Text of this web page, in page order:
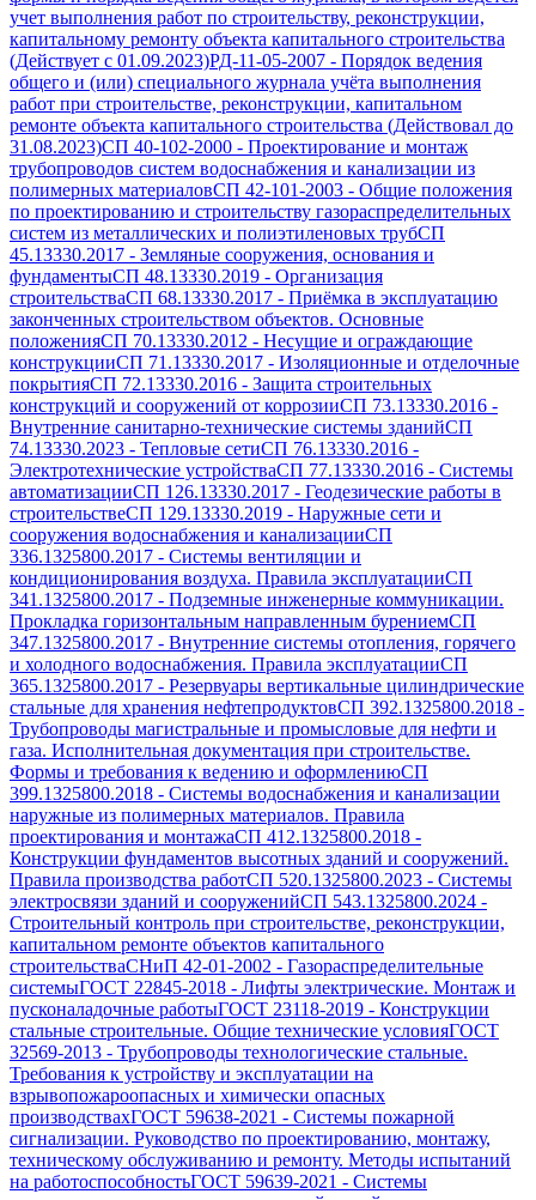
учет выполнения работ по строительству, реконструкции,
капитальному ремонту объекта капитального строительства
(Действует с 01.09.2023)РД-11-05-2007 - Порядок ведения
общего и (или) специального журнала учёта выполнения
работ при строительстве, реконструкции, капитальном
ремонте объекта капитального строительства (Действовал до
31.08.2023)СП 40-102-2000 - Проектирование и монтаж
трубопроводов систем водоснабжения и канализации из
полимерных материаловСП 42-101-2003 - Общие положения
по проектированию и строительству газораспределительных
систем из металлических и полиэтиленовых трубСП
45.13330.2017 - Земляные сооружения, основания и
фундаментыСП 48.13330.2019 - Организация
строительстваСП 68.13330.2017 - Приёмка в эксплуатацию
законченных строительством объектов. Основные
положенияСП 70.13330.2012 - Несущие и ограждающие
конструкцииСП 71.13330.2017 - Изоляционные и отделочные
покрытияСП 72.13330.2016 - Защита строительных
конструкций и сооружений от коррозииСП 73.13330.2016 -
Внутренние санитарно-технические системы зданийСП
74.13330.2023 - Тепловые сетиСП 76.13330.2016 -
Электротехнические устройстваСП 77.13330.2016 - Системы
автоматизацииСП 126.13330.2017 - Геодезические работы в
строительствеСП 129.13330.2019 - Наружные сети и
сооружения водоснабжения и канализацииСП
336.1325800.2017 - Системы вентиляции и
кондиционирования воздуха. Правила эксплуатацииСП
341.1325800.2017 - Подземные инженерные коммуникации.
Прокладка горизонтальным направленным бурениемСП
347.1325800.2017 - Внутренние системы отопления, горячего
и холодного водоснабжения. Правила эксплуатацииСП
365.1325800.2017 - Резервуары вертикальные цилиндрические
стальные для хранения нефтепродуктовСП 392.1325800.2018 -
Трубопроводы магистральные и промысловые для нефти и
газа. Исполнительная документация при строительстве.
Формы и требования к ведению и оформлениюСП
399.1325800.2018 - Системы водоснабжения и канализации
наружные из полимерных материалов. Правила
проектирования и монтажаСП 412.1325800.2018 -
Конструкции фундаментов высотных зданий и сооружений.
Правила производства работСП 520.1325800.2023 - Системы
электросвязи зданий и сооруженийСП 543.1325800.2024 -
Строительный контроль при строительстве, реконструкции,
капитальном ремонте объектов капитального
строительстваСНиП 42-01-2002 - Газораспределительные
системыГОСТ 22845-2018 - Лифты электрические. Монтаж и
пусконаладочные работыГОСТ 23118-2019 - Конструкции
стальные строительные. Общие технические условияГОСТ
32569-2013 - Трубопроводы технологические стальные.
Требования к устройству и эксплуатации на
взрывопожароопасных и химически опасных
производствахГОСТ 59638-2021 - Системы пожарной
сигнализации. Руководство по проектированию, монтажу,
техническому обслуживанию и ремонту. Методы испытаний
на работоспособностьГОСТ 59639-2021 - Системы